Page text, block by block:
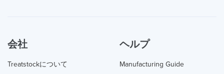
会社
Treatstockについて
ヘルプ
Manufacturing Guide